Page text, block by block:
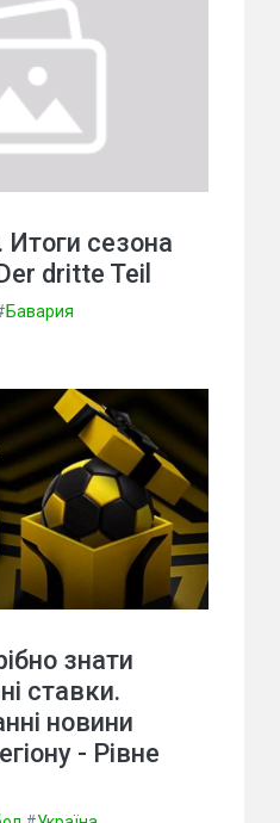
Итоги сезона
dritte Teil
Бавария
знати
ставки.
новини
- Рівне